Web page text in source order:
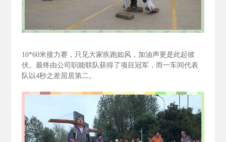
10*60米接力赛，只见大家疾跑如风，加油声更是此起彼
伏。最终由公司职能联队获得了项目冠军，而一车间代表
队以4秒之差屈居第二。